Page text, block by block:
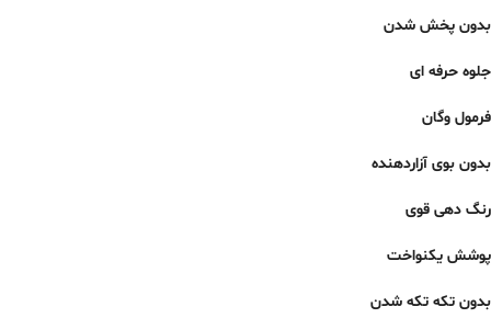
بدون پخش شدن
جلوه حرفه ای
فرمول وگان
بدون بوی آزاردهنده
رنگ دهی قوی
پوشش یکنواخت
بدون تکه تکه شدن